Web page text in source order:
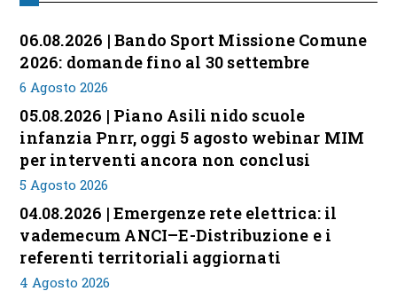
06.08.2026 | Bando Sport Missione Comune
2026: domande fino al 30 settembre
6 Agosto 2026
05.08.2026 | Piano Asili nido scuole
infanzia Pnrr, oggi 5 agosto webinar MIM
per interventi ancora non conclusi
5 Agosto 2026
04.08.2026 | Emergenze rete elettrica: il
vademecum ANCI–E-Distribuzione e i
referenti territoriali aggiornati
4 Agosto 2026